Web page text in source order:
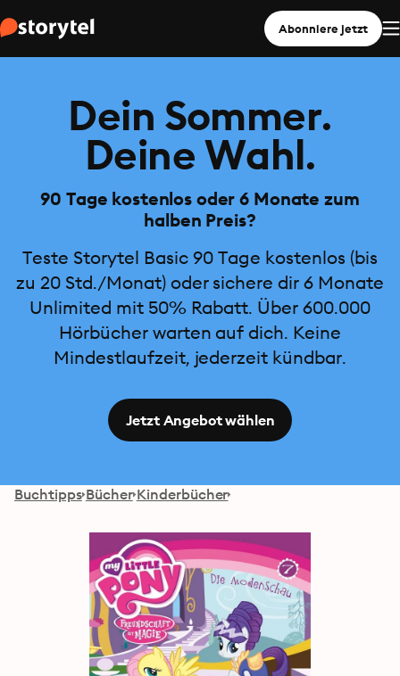
Abonniere jetzt
Dein Sommer.
Deine Wahl.
90 Tage kostenlos oder 6 Monate zum
halben Preis?
Teste Storytel Basic 90 Tage kostenlos (bis
zu 20 Std./Monat) oder sichere dir 6 Monate
Unlimited mit 50% Rabatt. Über 600.000
Hörbücher warten auf dich. Keine
Mindestlaufzeit, jederzeit kündbar.
Jetzt Angebot wählen
Buchtipps Bücher Kinderbücher